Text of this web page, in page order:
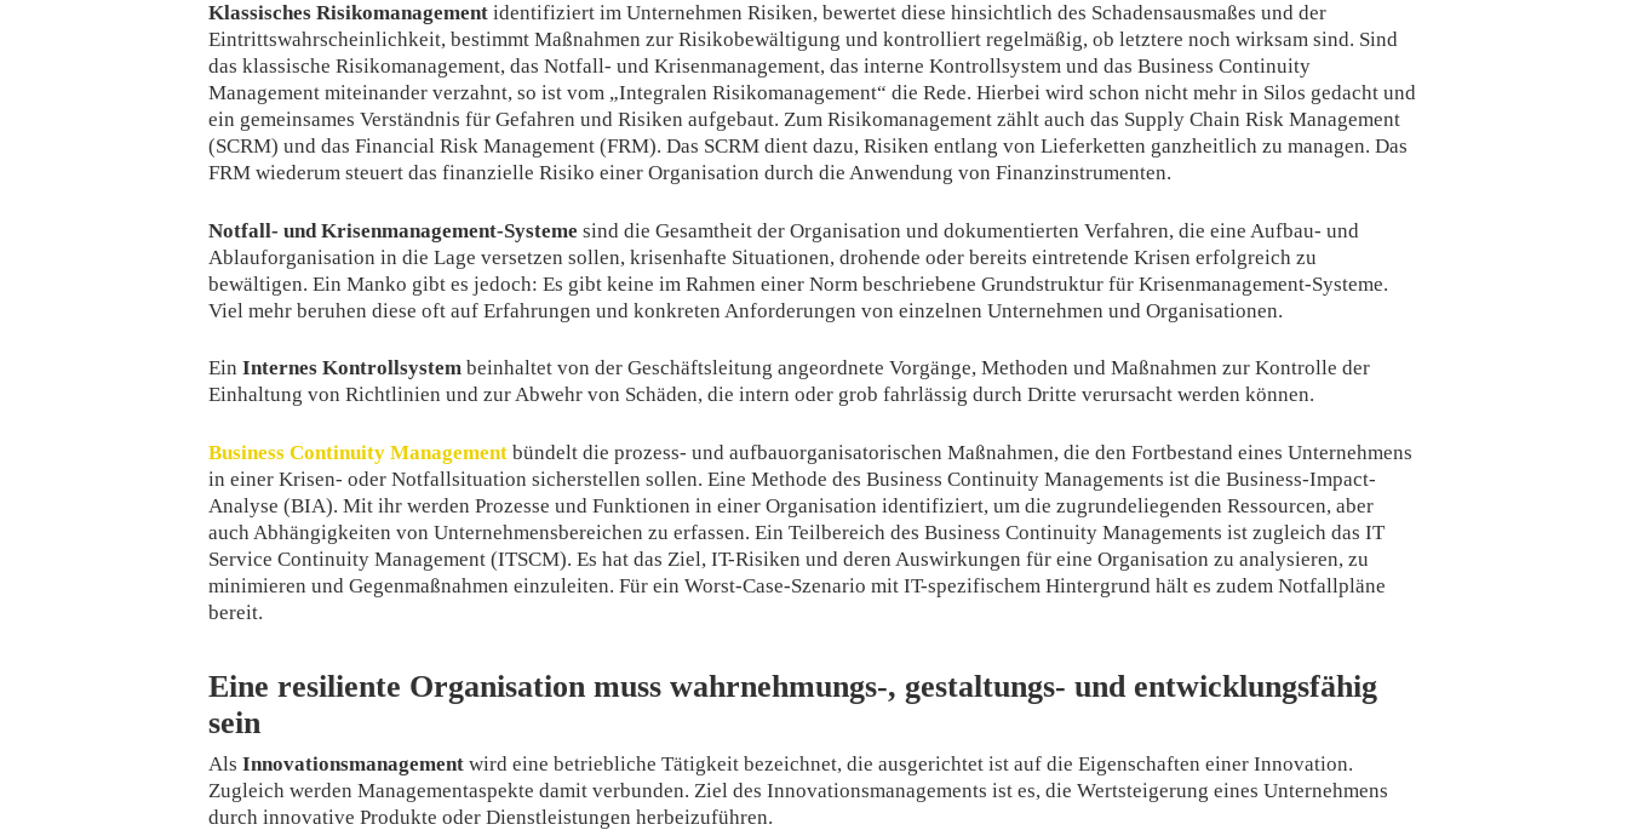
Klassisches Risikomanagement identifiziert im Unternehmen Risiken, bewertet diese hinsichtlich des Schadensausmaßes und der
Eintrittswahrscheinlichkeit, bestimmt Maßnahmen zur Risikobewältigung und kontrolliert regelmäßig, ob letztere noch wirksam sind. Sind
das klassische Risikomanagement, das Notfall- und Krisenmanagement, das interne Kontrollsystem und das Business Continuity
Management miteinander verzahnt, so ist vom „Integralen Risikomanagement“ die Rede. Hierbei wird schon nicht mehr in Silos gedacht und
ein gemeinsames Verständnis für Gefahren und Risiken aufgebaut. Zum Risikomanagement zählt auch das Supply Chain Risk Management
(SCRM) und das Financial Risk Management (FRM). Das SCRM dient dazu, Risiken entlang von Lieferketten ganzheitlich zu managen. Das
FRM wiederum steuert das finanzielle Risiko einer Organisation durch die Anwendung von Finanzinstrumenten.
Notfall- und Krisenmanagement-Systeme sind die Gesamtheit der Organisation und dokumentierten Verfahren, die eine Aufbau- und
Ablauforganisation in die Lage versetzen sollen, krisenhafte Situationen, drohende oder bereits eintretende Krisen erfolgreich zu
bewältigen. Ein Manko gibt es jedoch: Es gibt keine im Rahmen einer Norm beschriebene Grundstruktur für Krisenmanagement-Systeme.
Viel mehr beruhen diese oft auf Erfahrungen und konkreten Anforderungen von einzelnen Unternehmen und Organisationen.
Ein Internes Kontrollsystem beinhaltet von der Geschäftsleitung angeordnete Vorgänge, Methoden und Maßnahmen zur Kontrolle der
Einhaltung von Richtlinien und zur Abwehr von Schäden, die intern oder grob fahrlässig durch Dritte verursacht werden können.
Business Continuity Management bündelt die prozess- und aufbauorganisatorischen Maßnahmen, die den Fortbestand eines Unternehmens
in einer Krisen- oder Notfallsituation sicherstellen sollen. Eine Methode des Business Continuity Managements ist die Business-Impact-
Analyse (BIA). Mit ihr werden Prozesse und Funktionen in einer Organisation identifiziert, um die zugrundeliegenden Ressourcen, aber
auch Abhängigkeiten von Unternehmensbereichen zu erfassen. Ein Teilbereich des Business Continuity Managements ist zugleich das IT
Service Continuity Management (ITSCM). Es hat das Ziel, IT-Risiken und deren Auswirkungen für eine Organisation zu analysieren, zu
minimieren und Gegenmaßnahmen einzuleiten. Für ein Worst-Case-Szenario mit IT-spezifischem Hintergrund hält es zudem Notfallpläne
bereit.
Eine resiliente Organisation muss wahrnehmungs-, gestaltungs- und entwicklungsfähig
sein
AlsInnovationsmanagement wird eine betriebliche Tätigkeit bezeichnet, die ausgerichtet ist auf die Eigenschaften einer Innovation.
Zugleich werden Managementaspekte damit verbunden. Ziel des Innovationsmanagements ist es, die Wertsteigerung eines Unternehmens
durch innovative Produkte oder Dienstleistungen herbeizuführen.